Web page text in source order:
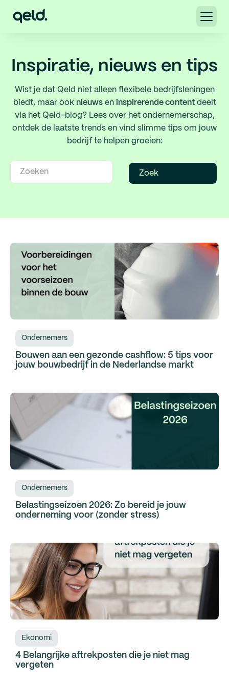
Inspiratie, nieuws en tips
Wist je dat Qeld niet alleen flexibele bedrijfsleningen
biedt, maar ook nieuwsen inspirerende contentdeelt
via het Qeld-blog? Lees over het ondernemerschap,
ontdek de laatste trends en vind slimme tips om jouw
bedrijf te helpen groeien:
Ondernemers
Bouwen aan een gezonde cashflow: 5 tips voor
jouw bouwbedrijf in de Nederlandse markt
Ondernemers
Belastingseizoen 2026: Zo bereid je jouw
onderneming voor (zonder stress)
Ekonomi
4 Belangrijke aftrekposten die je niet mag
vergeten